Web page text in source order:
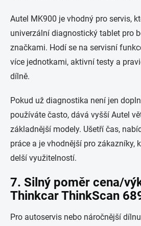
Autel MK900 je vhodný pro servis,
univerzální diagnostický tablet pro
značkami. Hodí se na servisní
více jednotkami, aktivní testy a
dílně.
Pokud už diagnostika není jen
používáte často, dává vyšší Autel
základnější modely. Ušetří čas,
práce a je vhodnější pro zákazníky,
delší využitelností.
7. Silný poměr cena/
Thinkcar ThinkScan
Pro autoservis nebo náročnější